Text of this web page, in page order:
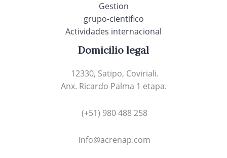
Gestion
grupo-cientifico
Actividades internacional
Domicilio legal
12330, Satipo, Coviriali.
Anx. Ricardo Palma 1 etapa.
(+51) 980 488 258
info@acrenap.com